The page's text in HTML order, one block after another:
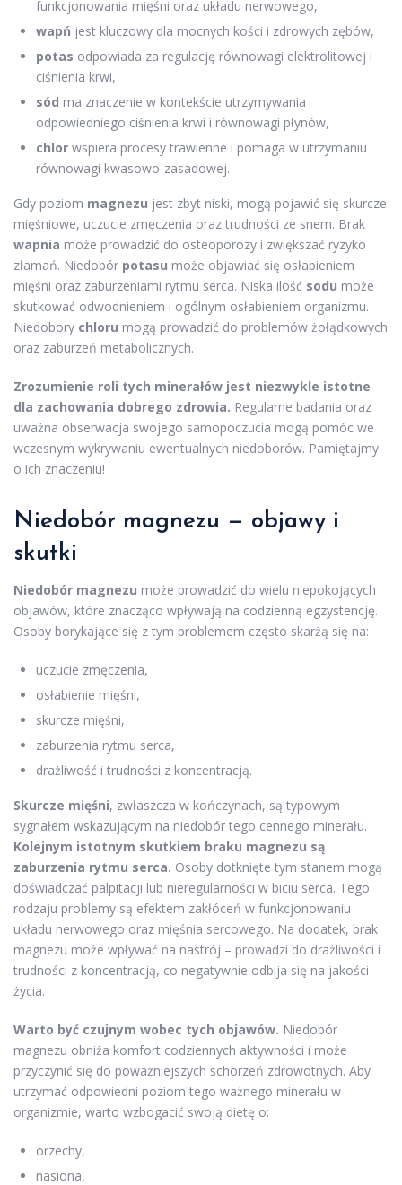
funkcjonowania mięśni oraz układu nerwowego,
wapń jest kluczowy dla mocnych kości i zdrowych zębów,
potas odpowiada za regulację równowagi elektrolitowej i
ciśnienia krwi,
sód ma znaczenie w kontekście utrzymywania
odpowiedniego ciśnienia krwi i równowagi płynów,
chlor wspiera procesy trawienne i pomaga w utrzymaniu
równowagi kwasowo-zasadowej.
Gdy poziom magnezu jest zbyt niski, mogą pojawić się skurcze
mięśniowe, uczucie zmęczenia oraz trudności ze snem. Brak
wapnia może prowadzić do osteoporozy i zwiększać ryzyko
złamań. Niedobór potasu może objawiać się osłabieniem
mięśni oraz zaburzeniami rytmu serca. Niska ilość sodu może
skutkować odwodnieniem i ogólnym osłabieniem organizmu.
Niedobory chloru mogą prowadzić do problemów żołądkowych
oraz zaburzeń metabolicznych.
Zrozumienie roli tych minerałów jest niezwykle istotne
dla zachowania dobrego zdrowia. Regularne badania oraz
uważna obserwacja swojego samopoczucia mogą pomóc we
wczesnym wykrywaniu ewentualnych niedoborów. Pamiętajmy
o ich znaczeniu!
Niedobór magnezu — objawy i
skutki
Niedobór magnezu może prowadzić do wielu niepokojących
objawów, które znacząco wpływają na codzienną egzystencję.
Osoby borykające się z tym problemem często skarżą się na:
uczucie zmęczenia,
osłabienie mięśni,
skurcze mięśni,
zaburzenia rytmu serca,
drażliwość i trudności z koncentracją.
Skurcze mięśni, zwłaszcza w kończynach, są typowym
sygnałem wskazującym na niedobór tego cennego minerału.
Kolejnym istotnym skutkiem braku magnezu są
zaburzenia rytmu serca. Osoby dotknięte tym stanem mogą
doświadczać palpitacji lub nieregularności w biciu serca. Tego
rodzaju problemy są efektem zakłóceń w funkcjonowaniu
układu nerwowego oraz mięśnia sercowego. Na dodatek, brak
magnezu może wpływać na nastrój – prowadzi do drażliwości i
trudności z koncentracją, co negatywnie odbija się na jakości
życia.
Warto być czujnym wobec tych objawów. Niedobór
magnezu obniża komfort codziennych aktywności i może
przyczynić się do poważniejszych schorzeń zdrowotnych. Aby
utrzymać odpowiedni poziom tego ważnego minerału w
organizmie, warto wzbogacić swoją dietę o:
orzechy,
nasiona,